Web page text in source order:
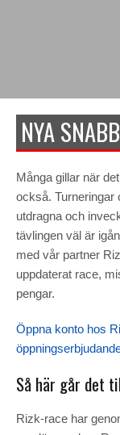
NYA
Många gillar när
också. Turneringar
utdragna och
tävlingen väl är
med vår partner
uppdaterat race,
pengar.
Öppna konto hos
Så här går det
Rizk-race har